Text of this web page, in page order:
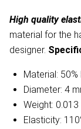
High quality
material for the
designer.
Material:
Diameter: 4
Weight:
Elasticity: